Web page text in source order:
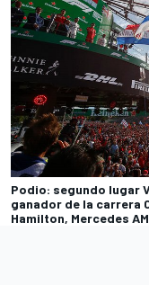
Podio: segundo lugar
ganador de la carrera
Hamilton, Mercedes